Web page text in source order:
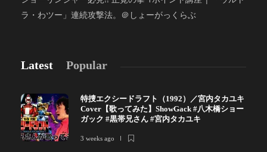
ラ・わツー」連続攻撃法。＠しょーがっくらぶ
Latest Popular
特捜エクシードラフト（1992）／宮内タカユキ
Cover【歌ってみた】ShowGack #八木橋ショー
ガック #黒帯兄さん #宮内タカユキ
3 weeks ago